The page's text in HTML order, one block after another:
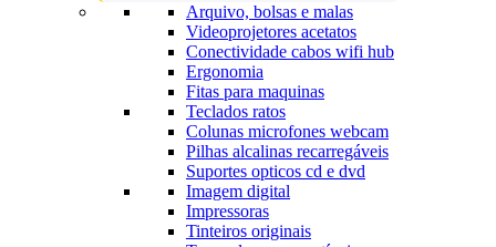
Arquivo, bolsas e malas
Videoprojetores acetatos
Conectividade cabos wifi hub
Ergonomia
Fitas para maquinas
Teclados ratos
Colunas microfones webcam
Pilhas alcalinas recarregáveis
Suportes opticos cd e dvd
Imagem digital
Impressoras
Tinteiros originais